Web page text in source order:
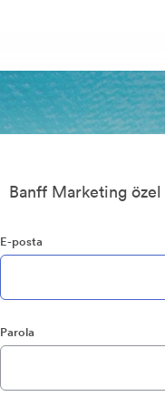
Banff Marketing özel
E-posta
Parola